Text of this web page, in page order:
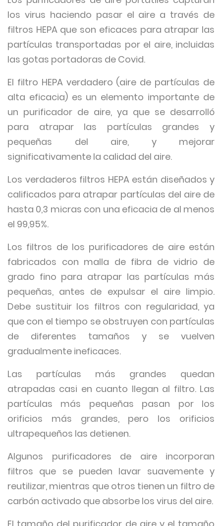
los virus haciendo pasar el aire a través de
filtros HEPA que son eficaces para atrapar las
partículas transportadas por el aire, incluidas
las gotas portadoras de Covid.
El filtro HEPA verdadero (aire de partículas de
alta eficacia) es un elemento importante de
un purificador de aire, ya que se desarrolló
para atrapar las partículas grandes y
pequeñas del aire, y mejorar
significativamente la calidad del aire.
Los verdaderos filtros HEPA están diseñados y
calificados para atrapar partículas del aire de
hasta 0,3 micras con una eficacia de al menos
el 99,95%.
Los filtros de los purificadores de aire están
fabricados con malla de fibra de vidrio de
grado fino para atrapar las partículas más
pequeñas, antes de expulsar el aire limpio.
Debe sustituir los filtros con regularidad, ya
que con el tiempo se obstruyen con partículas
de diferentes tamaños y se vuelven
gradualmente ineficaces.
Las partículas más grandes quedan
atrapadas casi en cuanto llegan al filtro. Las
partículas más pequeñas pasan por los
orificios más grandes, pero los orificios
ultrapequeños las detienen.
Algunos purificadores de aire incorporan
filtros que se pueden lavar suavemente y
reutilizar, mientras que otros tienen un filtro de
carbón activado que absorbe los virus del aire.